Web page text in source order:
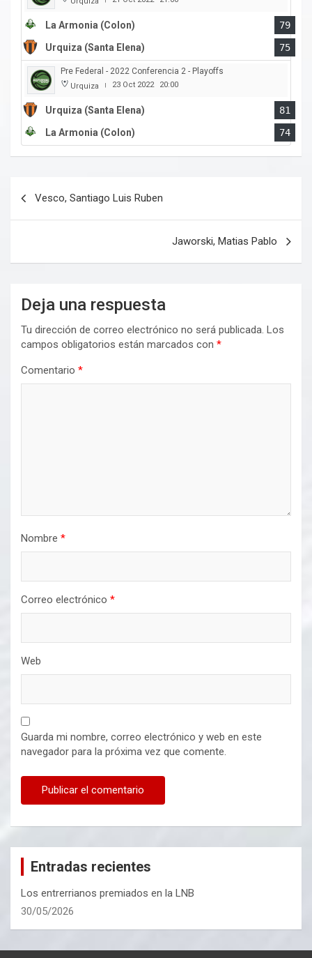
La Armonia (Colon)
79
Urquiza (Santa Elena)
75
Pre Federal - 2022 Conferencia 2 - Playoffs
Urquiza | 23 Oct 2022 20:00
Urquiza (Santa Elena)
81
La Armonia (Colon)
74
Vesco, Santiago Luis Ruben
Jaworski, Matias Pablo
Deja una respuesta
Tu dirección de correo electrónico no será publicada. Los
campos obligatorios están marcados con *
Comentario *
Nombre *
Correo electrónico *
Web
Guarda mi nombre, correo electrónico y web en este
navegador para la próxima vez que comente.
Entradas recientes
Los entrerrianos premiados en la LNB
30/05/2026